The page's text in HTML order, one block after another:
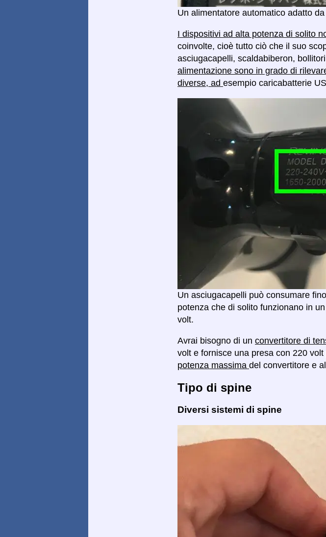
Un alimentatore automatico adatto
I dispositivi ad alta potenza di solito
coinvolte, cioè tutto ciò che il suo
asciugacapelli, scaldabiberon,
alimentazione sono in grado di
diverse, ad esempio caricabatterie
Un asciugacapelli può consumare
potenza che di solito funzionano in
volt.
Avrai bisogno di un convertitore di
volt e fornisce una presa con 220
potenza massima del convertitore e
Tipo di spine
Diversi sistemi di spine